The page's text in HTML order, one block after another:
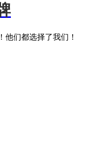
他们都选择了我们！